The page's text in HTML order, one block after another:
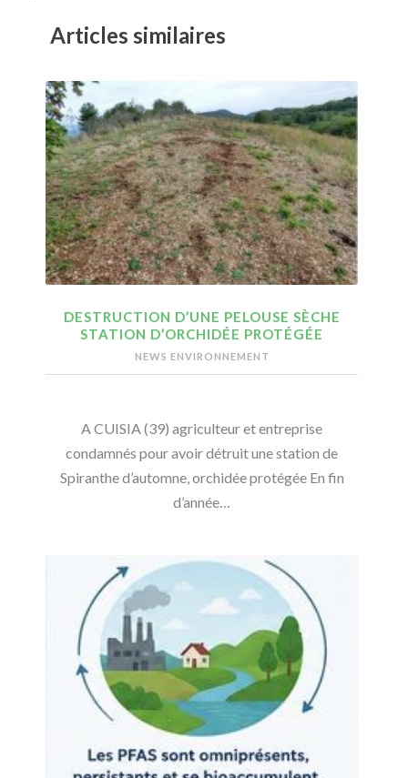
Articles similaires
DESTRUCTION D’UNE PELOUSE SÈCHE
STATION D’ORCHIDÉE PROTÉGÉE
NEWS ENVIRONNEMENT
A CUISIA (39) agriculteur et entreprise
condamnés pour avoir détruit une station de
Spiranthe d’automne, orchidée protégée En fin
d’année…